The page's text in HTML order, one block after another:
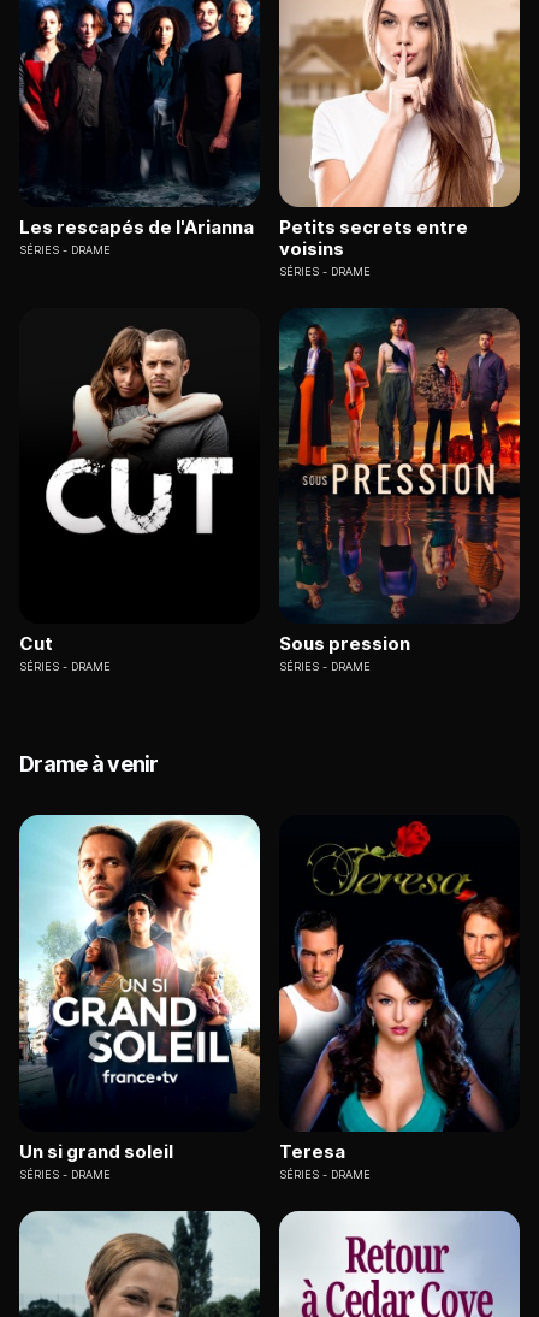
Les rescapés de l'Arianna
SÉRIES DRAME
Petits secrets entre
voisins
SÉRIES DRAME
Cut
SÉRIES DRAME
Sous pression
SÉRIES DRAME
Drame à venir
Un si grand soleil
SÉRIES DRAME
Teresa
SÉRIES DRAME